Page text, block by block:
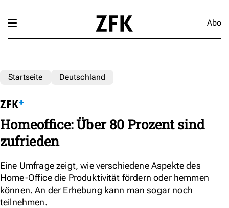
Abo
Startseite Deutschland
Homeoffice: Über 80 Prozent sind
zufrieden
Eine Umfrage zeigt, wie verschiedene Aspekte des
Home-Office die Produktivität fördern oder hemmen
können. An der Erhebung kann man sogar noch
teilnehmen.